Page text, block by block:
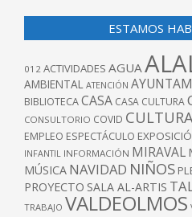
ESTAMOS
012 ACTIVIDADES AGUA
AMBIENTAL ATENCIÓN
BIBLIOTECACASA CASA CULTURA
CONSULTORIO COVID CULTURA
EMPLEO ESPECTÁCULO
INFANTIL INFORMACIÓN MIRAVAL
MÚSICA NAVIDAD NIÑOS
PROYECTO SALA AL-ARTIS
TRABAJO VALDEOLMOS